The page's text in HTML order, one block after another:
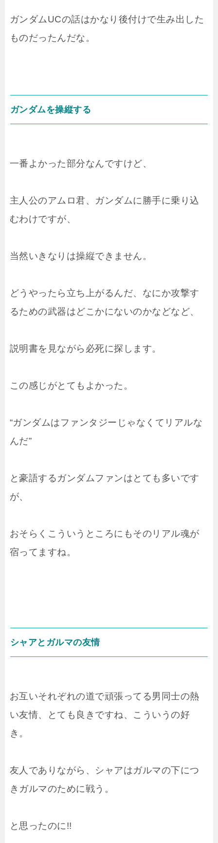
ガンダムUCの話はかなり後付けで生み出した
ものだったんだな。
ガンダムを操縦する
一番よかった部分なんですけど、
主人公のアムロ君、ガンダムに勝手に乗り込
むわけですが、
当然いきなりは操縦できません。
どうやったら立ち上がるんだ、なにか攻撃す
るための武器はどこかにないのかなどなど、
説明書を見ながら必死に探します。
この感じがとてもよかった。
“ガンダムはファンタジーじゃなくてリアルな
んだ”
と豪語するガンダムファンはとても多いです
が、
おそらくこういうところにもそのリアル魂が
宿ってますね。
シャアとガルマの友情
お互いそれぞれの道で頑張ってる男同士の熱
い友情、とても良きですね、こういうの好
き。
友人でありながら、シャアはガルマの下につ
きガルマのために戦う。
と思ったのに!!